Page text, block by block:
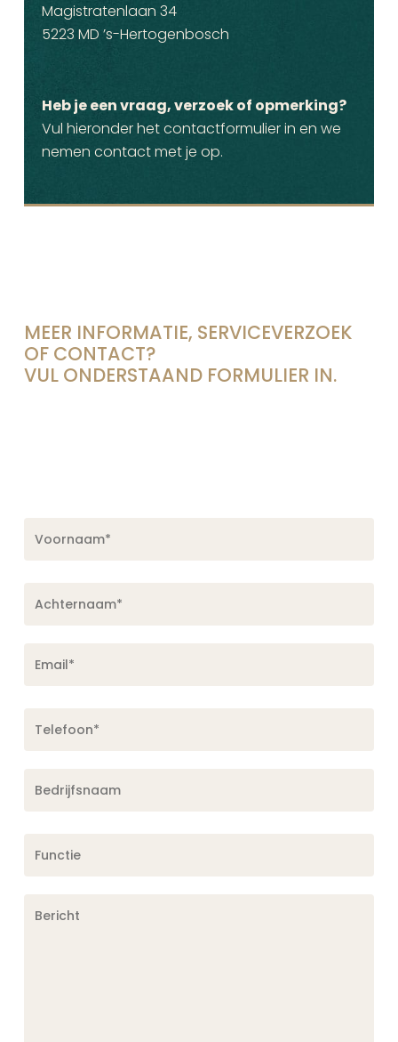
Magistratenlaan 34
5223 MD ’s-Hertogenbosch
Heb je een vraag, verzoek of opmerking?
Vul hieronder het contactformulier in en we
nemen contact met je op.
MEER INFORMATIE, SERVICEVERZOEK
OF CONTACT?
VUL ONDERSTAAND FORMULIER IN.